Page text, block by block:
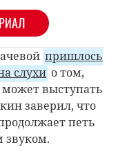
пришлось
слухи о том,
может выступать
заверил, что
петь
звуком.